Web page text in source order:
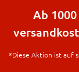
springen
Ab
*Diese Aktion ist auf